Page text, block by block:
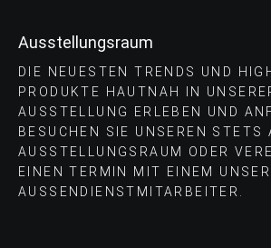
Ausstellungsraum
DIE NEUESTEN TRENDS UND
PRODUKTE HAUTNAH IN
AUSSTELLUNG ERLEBEN UND
BESUCHEN SIE UNSEREN STETS
AUSSTELLUNGSRAUM ODER
EINEN TERMIN MIT EINEM
AUSSENDIENSTMITARBEITER.